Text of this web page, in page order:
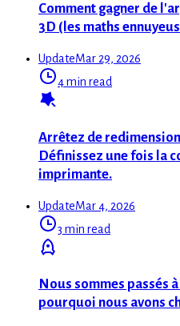
Comment gagner de
3D (les maths
UpdateMar 29, 2026
4 min read
Arrêtez de
Définissez une fois la
imprimante.
UpdateMar 4, 2026
3 min read
Nous sommes passés
pourquoi nous avons